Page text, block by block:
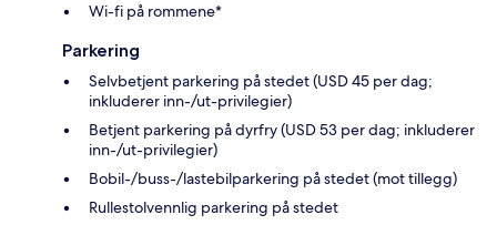
Wi-fi på rommene*
Parkering
Selvbetjent parkering på stedet (USD 45 per dag;
inkluderer inn-/ut-privilegier)
Betjent parkering på dyrfry (USD 53 per dag; inkluderer
inn-/ut-privilegier)
Bobil-/buss-/lastebilparkering på stedet (mot tillegg)
Rullestolvennlig parkering på stedet